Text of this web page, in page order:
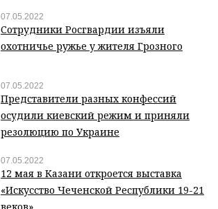
07.05.2022
Сотрудники Росгвардии изъяли
охотничье ружье у жителя Грозного
07.05.2022
Представители разных конфессий
осудили киевский режим и приняли
резолюцию по Украине
07.05.2022
12 мая в Казани откроется выставка
«Искусство Чеченской Республики 19-21